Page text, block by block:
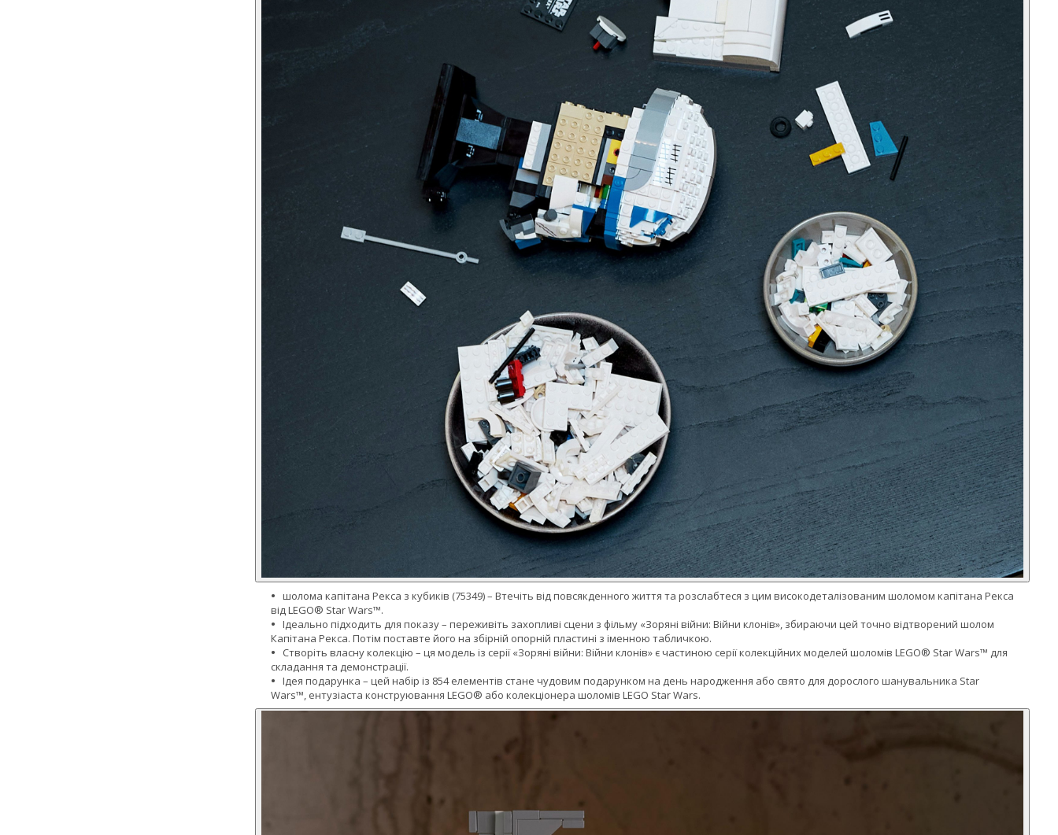
шолома капітана Рекса з кубиків (75349) – Втечіть від повсякденного життя та розслабтеся з цим високодеталізованим шоломом капітана Рекса
від LEGO® Star Wars™.
Ідеально підходить для показу – переживіть захопливі сцени з фільму «Зоряні війни: Війни клонів», збираючи цей точно відтворений шолом
Капітана Рекса. Потім поставте його на збірній опорній пластині з іменною табличкою.
Створіть власну колекцію – ця модель із серії «Зоряні війни: Війни клонів» є частиною серії колекційних моделей шоломів LEGO® Star Wars™ для
складання та демонстрації.
Ідея подарунка – цей набір із 854 елементів стане чудовим подарунком на день народження або свято для дорослого шанувальника Star
Wars™, ентузіаста конструювання LEGO® або колекціонера шоломів LEGO Star Wars.